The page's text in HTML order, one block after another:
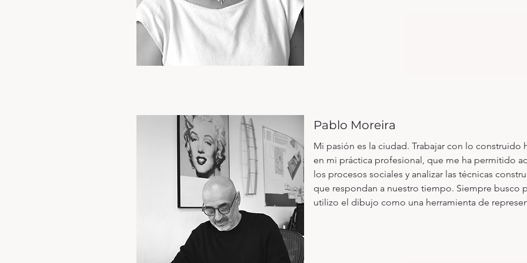
(2018), en Ecología Urbana en Maestría FLACSO
UDLA (2008-2010) y en Diseño Urbano en la
Pablo Moreira
Mi pasión es la ciudad. Trabajar con lo
en mi práctica profesional, que me ha permitido
los procesos sociales y analizar las técnicas
que respondan a nuestro tiempo. Siempre busco
utilizo el dibujo como una herramienta de